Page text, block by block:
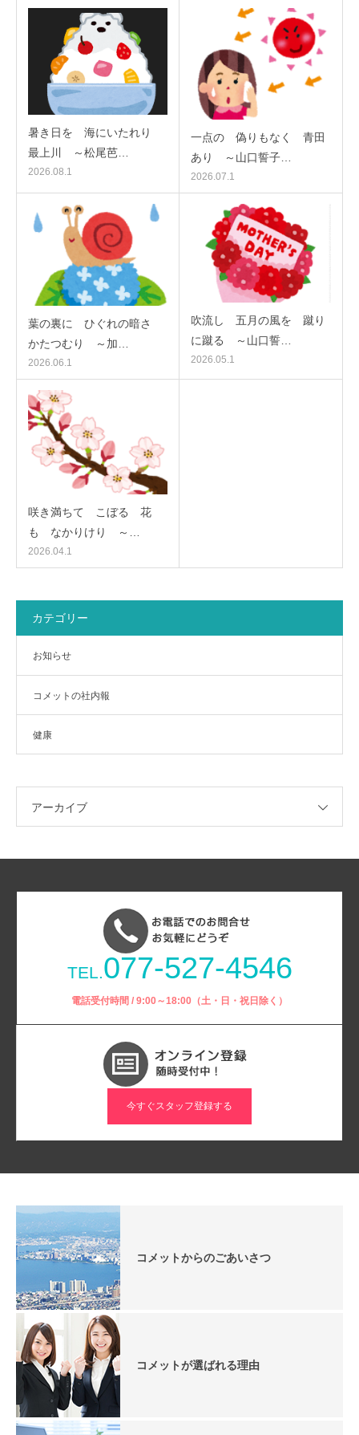
暑き日を 海にいたれり
最上川 ～松尾芭…
2026.08.1
一点の 偽りもなく 青田
あり ～山口誓子…
2026.07.1
葉の裏に ひぐれの暗さ
かたつむり ～加…
2026.06.1
吹流し 五月の風を 蹴り
に蹴る ～山口誓…
2026.05.1
咲き満ちて こぼるゝ花
も なかりけり ～…
2026.04.1
カテゴリー
お知らせ
コメットの社内報
健康
アーカイブ
TEL.077-527-4546
電話受付時間 / 9:00～18:00（土・日・祝日除く）
今すぐスタッフ登録する
コメットからのごあいさつ
コメットが選ばれる理由